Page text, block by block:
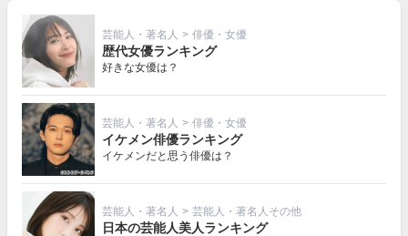
芸能人・著名人 > 俳優・女優
歴代女優ランキング
好きな女優は？
芸能人・著名人 > 俳優・女優
イケメン俳優ランキング
イケメンだと思う俳優は？
芸能人・著名人 > 芸能人・著名人その他
日本の芸能人美人ランキング